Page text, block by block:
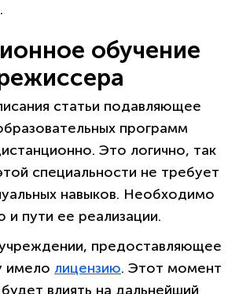
обучение
статьи подавляющее
программ
Это логично, так
специальности не требует
навыков. Необходимо
и пути ее реализации.
предоставляющее
имело лицензию. Этот момент
влиять на дальнейший